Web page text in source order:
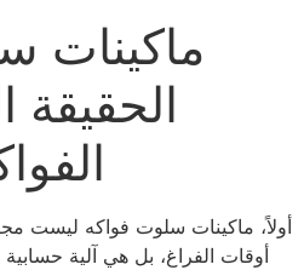
ماكينات
الحقيقة
أولاً، ماكينات سلوت فواكه ليست
أوقات الفراغ، بل هي آلية